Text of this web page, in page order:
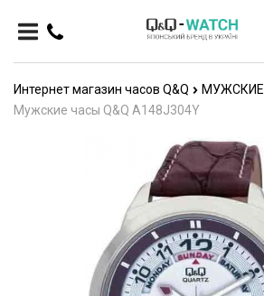
Интернет магазин часов Q&Q
МУЖСКИЕ
Мужские часы Q&Q A148J304Y